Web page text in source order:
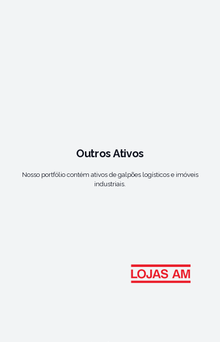
Outros Ativos
Nosso portfólio contém ativos de galpões logísticos e imóveis
industriais.